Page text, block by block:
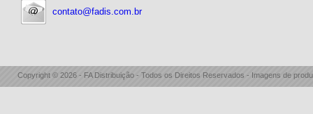
contato@fadis.com.br
Copyright © 2026 - FA Distribuição - Todos os Direitos Reservados - Imagens de